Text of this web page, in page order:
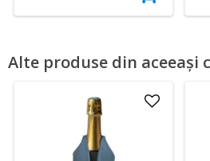
Alte produse din aceeași